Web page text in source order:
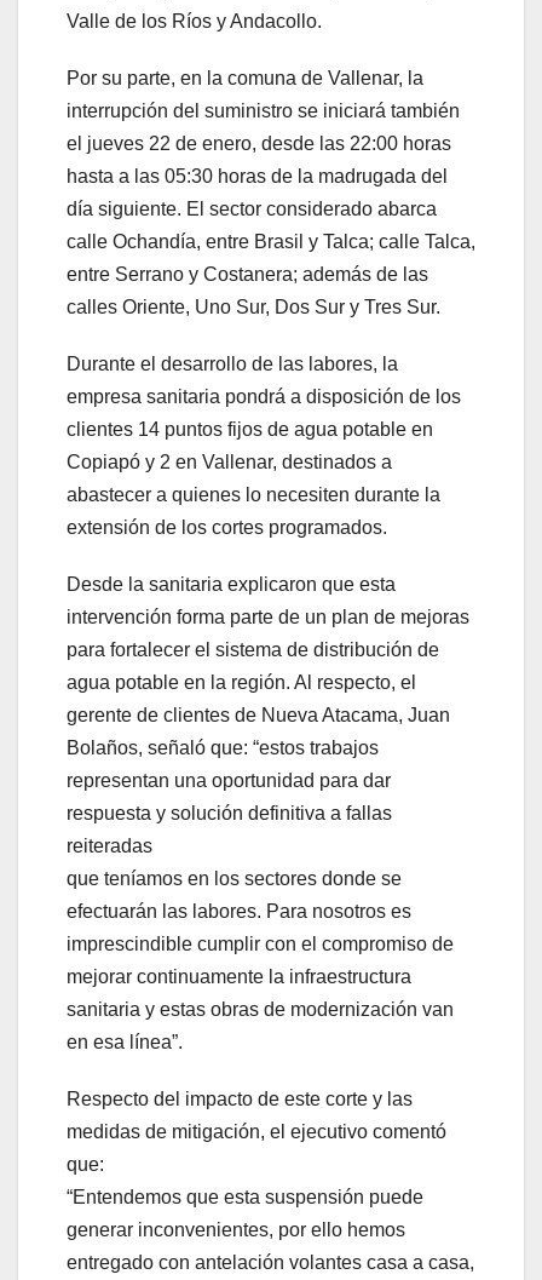
Valle de los Ríos y Andacollo.
Por su parte, en la comuna de Vallenar, la
interrupción del suministro se iniciará también
el jueves 22 de enero, desde las 22:00 horas
hasta a las 05:30 horas de la madrugada del
día siguiente. El sector considerado abarca
calle Ochandía, entre Brasil y Talca; calle Talca,
entre Serrano y Costanera; además de las
calles Oriente, Uno Sur, Dos Sur y Tres Sur.
Durante el desarrollo de las labores, la
empresa sanitaria pondrá a disposición de los
clientes 14 puntos fijos de agua potable en
Copiapó y 2 en Vallenar, destinados a
abastecer a quienes lo necesiten durante la
extensión de los cortes programados.
Desde la sanitaria explicaron que esta
intervención forma parte de un plan de mejoras
para fortalecer el sistema de distribución de
agua potable en la región. Al respecto, el
gerente de clientes de Nueva Atacama, Juan
Bolaños, señaló que: “estos trabajos
representan una oportunidad para dar
respuesta y solución definitiva a fallas
reiteradas
que teníamos en los sectores donde se
efectuarán las labores. Para nosotros es
imprescindible cumplir con el compromiso de
mejorar continuamente la infraestructura
sanitaria y estas obras de modernización van
en esa línea”.
Respecto del impacto de este corte y las
medidas de mitigación, el ejecutivo comentó
que:
“Entendemos que esta suspensión puede
generar inconvenientes, por ello hemos
entregado con antelación volantes casa a casa,